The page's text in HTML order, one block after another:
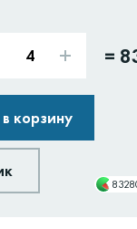
=
корзину